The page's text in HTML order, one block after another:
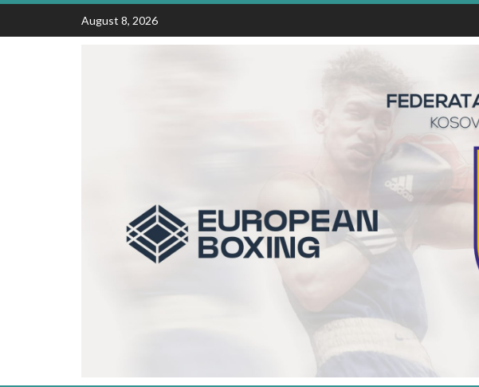
Skip
content
August 8, 2026